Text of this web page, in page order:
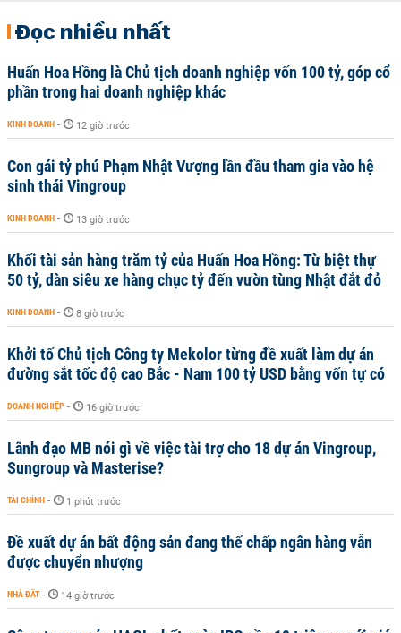
Đọc nhiều nhất
Huấn Hoa Hồng là Chủ tịch doanh nghiệp vốn 100 tỷ, góp cổ
phần trong hai doanh nghiệp khác
KINH DOANH - 12 giờ trước
Con gái tỷ phú Phạm Nhật Vượng lần đầu tham gia vào hệ
sinh thái Vingroup
KINH DOANH - 13 giờ trước
Khối tài sản hàng trăm tỷ của Huấn Hoa Hồng: Từ biệt thự
50 tỷ, dàn siêu xe hàng chục tỷ đến vườn tùng Nhật đắt đỏ
KINH DOANH - 8 giờ trước
Khởi tố Chủ tịch Công ty Mekolor từng đề xuất làm dự án
đường sắt tốc độ cao Bắc - Nam 100 tỷ USD bằng vốn tự có
DOANH NGHIỆP - 16 giờ trước
Lãnh đạo MB nói gì về việc tài trợ cho 18 dự án Vingroup,
Sungroup và Masterise?
TÀI CHÍNH - 1 phút trước
Đề xuất dự án bất động sản đang thế chấp ngân hàng vẫn
được chuyển nhượng
NHÀ ĐẤT - 14 giờ trước